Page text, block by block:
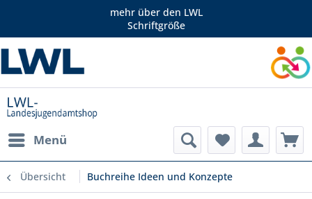
mehr über den LWL
Schriftgröße
Menü
Übersicht Buchreihe Ideen und Konzepte